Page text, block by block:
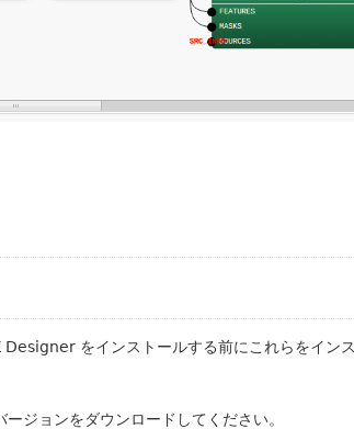
をインストールする前にこれらをインス
ジョンをダウンロードしてください。